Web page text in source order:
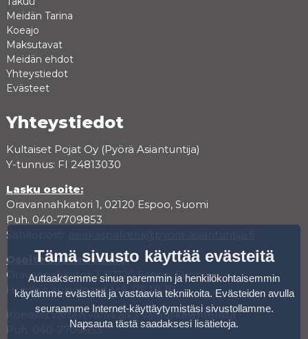
Meidän Tarina
Koeajo
Maksutavat
Meidän ehdot
Yhteystiedot
Evästeet
Yhteystiedot
Kultaiset Pojat Oy (Pyörä Asiantuntija)
Y-tunnus: FI 24813030
Lasku osoite:
Oravannahkatori 1, 02120 Espoo, Suomi
Puh. 040-7709853
Sähköposti:
Osoite showroomille:
Oravannahkatori 1, 02120 Espoo, Suomi
Huollon aukioloajat MA-PE 10-18
Koeajoa varten varaa aika varauskalenterista.
Puh. 040-7709853
Tämä sivusto käyttää evästeitä
Auttaaksemme sinua paremmin ja henkilökohtaisemmin
käytämme evästeitä ja vastaavia tekniikoita. Evästeiden avulla
seuraamme Internet-käyttäytymistäsi sivustollamme.
Napsauta tästä saadaksesi lisätietoja.